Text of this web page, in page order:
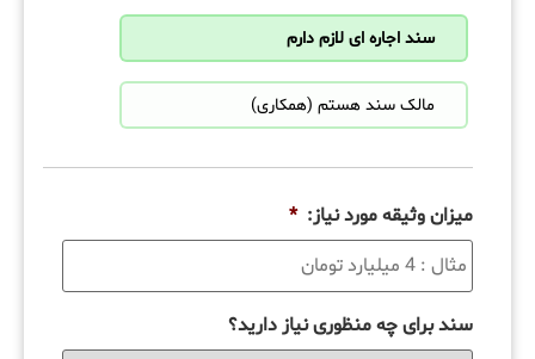
سند اجاره ای لازم دارم
مالک سند هستم (همکاری)
میزان وثیقه مورد نیاز: *
سند برای چه منظوری نیاز دارید؟